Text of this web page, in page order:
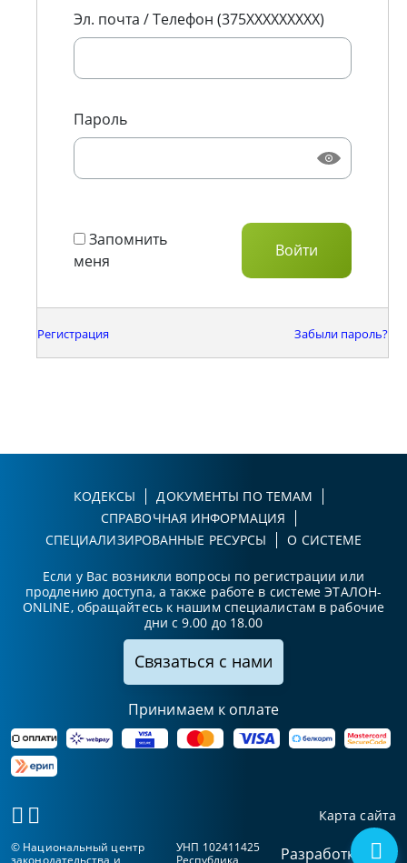
Эл. почта / Телефон (375XXXXXXXXX)
Пароль
Запомнить
меня
Регистрация Забыли пароль?
КОДЕКСЫ
ДОКУМЕНТЫ ПО ТЕМАМ
СПРАВОЧНАЯ ИНФОРМАЦИЯ
СПЕЦИАЛИЗИРОВАННЫЕ РЕСУРСЫ
О СИСТЕМЕ
Если у Вас возникли вопросы по регистрации или
продлению доступа, а также работе в системе ЭТАЛОН-
ONLINE, обращайтесь к нашим специалистам в рабочие
дни с 9.00 до 18.00
Связаться с нами
Принимаем к оплате
Карта сайта
© Национальный центр
УНП 102411425
Разработка